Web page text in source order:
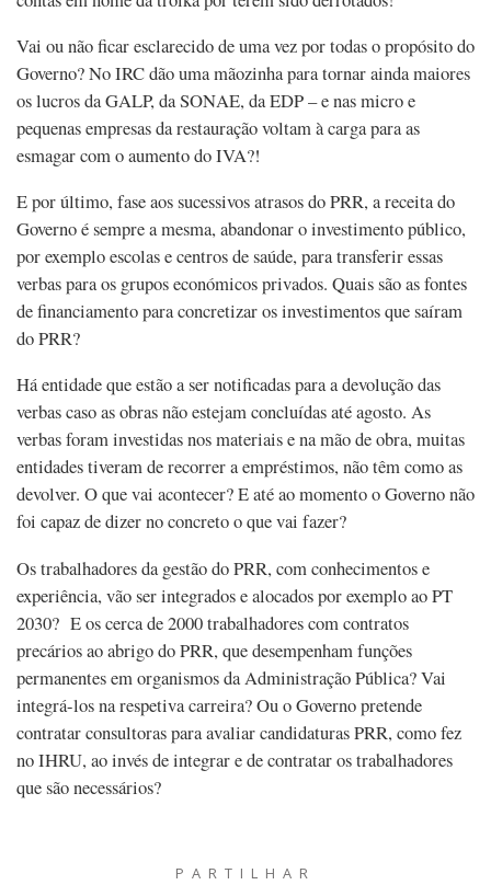
Vai ou não ficar esclarecido de uma vez por todas o propósito do
Governo? No IRC dão uma mãozinha para tornar ainda maiores
os lucros da GALP, da SONAE, da EDP – e nas micro e
pequenas empresas da restauração voltam à carga para as
esmagar com o aumento do IVA?!
E por último, fase aos sucessivos atrasos do PRR, a receita do
Governo é sempre a mesma, abandonar o investimento público,
por exemplo escolas e centros de saúde, para transferir essas
verbas para os grupos económicos privados. Quais são as fontes
de financiamento para concretizar os investimentos que saíram
do PRR?
Há entidade que estão a ser notificadas para a devolução das
verbas caso as obras não estejam concluídas até agosto. As
verbas foram investidas nos materiais e na mão de obra, muitas
entidades tiveram de recorrer a empréstimos, não têm como as
devolver. O que vai acontecer? E até ao momento o Governo não
foi capaz de dizer no concreto o que vai fazer?
Os trabalhadores da gestão do PRR, com conhecimentos e
experiência, vão ser integrados e alocados por exemplo ao PT
2030? E os cerca de 2000 trabalhadores com contratos
precários ao abrigo do PRR, que desempenham funções
permanentes em organismos da Administração Pública? Vai
integrá-los na respetiva carreira? Ou o Governo pretende
contratar consultoras para avaliar candidaturas PRR, como fez
no IHRU, ao invés de integrar e de contratar os trabalhadores
que são necessários?
PARTILHAR